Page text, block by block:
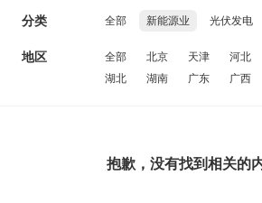
分类 全部 新能源业 光伏发电
地区 全部 北京 天津 河北
湖北
湖南 广东 广西
抱歉，没有找到相关的